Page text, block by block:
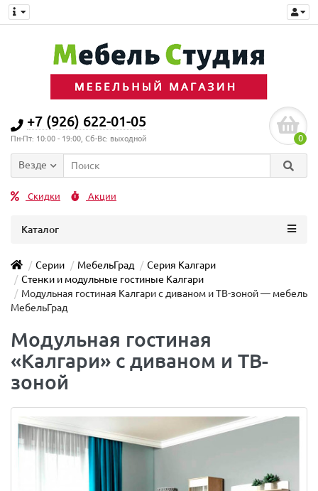
+7 (926) 622-01-05
Пн-Пт: 10:00 - 19:00, Сб-Вс: выходной 0
Везде
Скидки Акции
Каталог
Серии МебельГрад
Серия Калгари
Стенки и модульные гостиные Калгари
Модульная гостиная Калгари с диваном и ТВ-зоной — мебель
МебельГрад
Модульная гостиная
«Калгари» с диваном и ТВ-
зоной